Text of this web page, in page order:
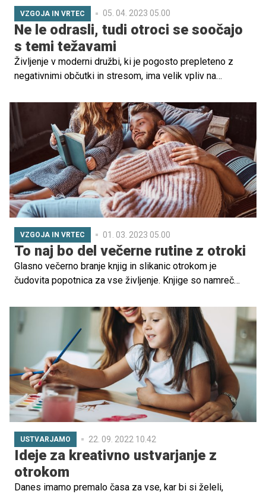
VZGOJA IN VRTEC 05. 04. 2023 05.00
Ne le odrasli, tudi otroci se soočajo
s temi težavami
Življenje v moderni družbi, ki je pogosto prepleteno z
negativnimi občutki in stresom, ima velik vpliv na
VZGOJA IN VRTEC 01. 03. 2023 05.00
To naj bo del večerne rutine z otroki
Glasno večerno branje knjig in slikanic otrokom je
čudovita popotnica za vse življenje. Knjige so namreč
različne zgodbe, osrečimo svoj vsakdan, nabiramo
znanje, razvijamo in krepimo svoj besedni zaklad ter
odstiramo meje domišljije.
USTVARJAMO 22. 09. 2022 10.42
Ideje za kreativno ustvarjanje z
otrokom
Danes imamo premalo časa za vse, kar bi si želeli,